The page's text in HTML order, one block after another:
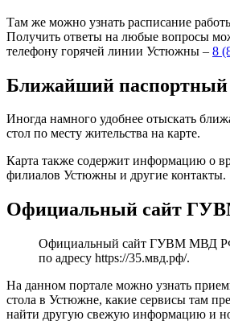
Там же можно узнать расписание
Получить ответы на любые вопросы
телефону горячей линии Устюжны – 8
Ближайший паспортный
Иногда намного удобнее отыскать
стол по месту жительства на карте.
Карта также содержит информацию о
филиалов Устюжны и другие контакты.
Официальный сайт
Официальный сайт ГУВМ МВД
по адресу https://35.мвд.рф/.
На данном портале можно узнать
стола в Устюжне, какие сервисы там
найти другую свежую информацию и